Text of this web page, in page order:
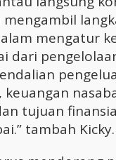
mengatur
dari
keuangan
tujuan
tambah Kicky.